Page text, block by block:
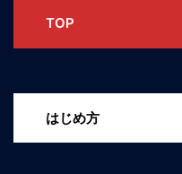
TOP
はじめ方